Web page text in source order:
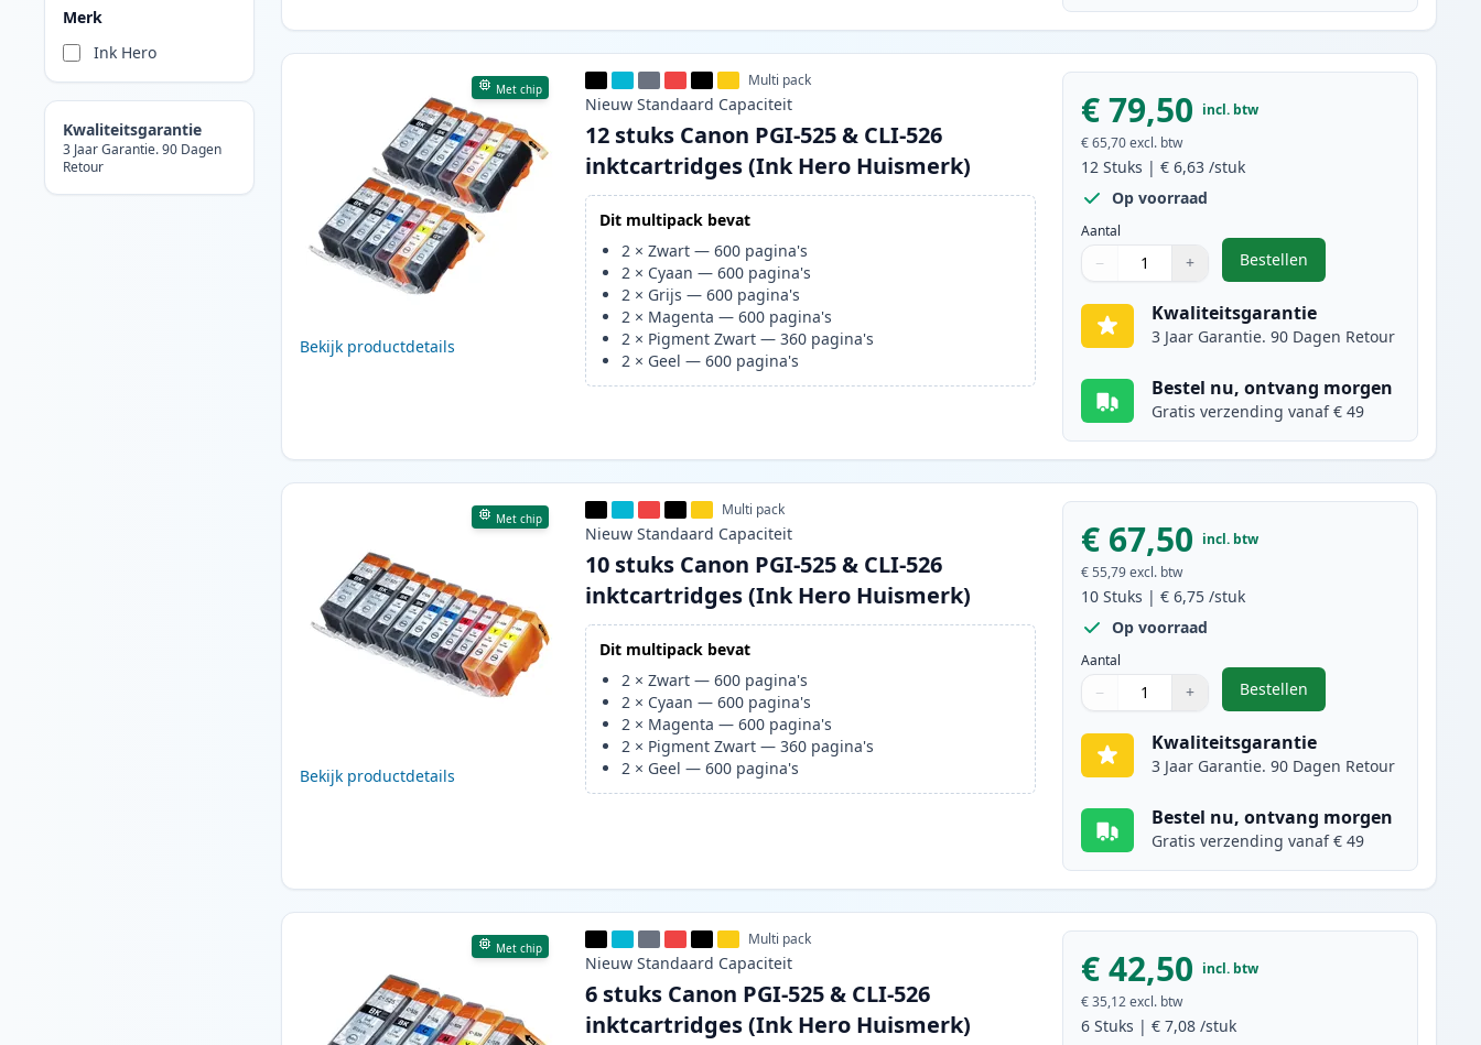
Merk
Ink Hero
Kwaliteitsgarantie
3 Jaar Garantie. 90 Dagen
Retour
Met chip
Bekijk productdetails
Multi pack
Nieuw Standaard Capaciteit
12 stuks Canon PGI-525 & CLI-526
inktcartridges (Ink Hero Huismerk)
Dit multipack bevat
2 ×Zwart —600 pagina's
2 × Cyaan —600 pagina's
2 × Grijs —600 pagina's
2 × Magenta —600 pagina's
2 × Pigment Zwart —360 pagina's
2 × Geel —600 pagina's
€ 79,50 incl. btw
€ 65,70 excl. btw
12 Stuks |€ 6,63 /stuk
Op voorraad
Aantal
Aantal
Gebruik de knoppen om aan te passen
− +
Aantal 1
Bestellen
,12 stuks Canon PGI-525
Kwaliteitsgarantie
3 Jaar Garantie. 90 Dagen Retour
Bestel nu, ontvang morgen
Gratis verzending vanaf € 49
Met chip
Bekijk productdetails
Multi pack
Nieuw Standaard Capaciteit
10 stuks Canon PGI-525 & CLI-526
inktcartridges (Ink Hero Huismerk)
Dit multipack bevat
2 ×Zwart —600 pagina's
2 × Cyaan —600 pagina's
2 × Magenta —600 pagina's
2 × Pigment Zwart —360 pagina's
2 × Geel —600 pagina's
€ 67,50 incl. btw
€ 55,79 excl. btw
10 Stuks |€ 6,75 /stuk
Op voorraad
Aantal
Aantal
Gebruik de knoppen om aan te passen
− +
Aantal 1
Bestellen
,10 stuks Canon PGI-525
Kwaliteitsgarantie
3 Jaar Garantie. 90 Dagen Retour
Bestel nu, ontvang morgen
Gratis verzending vanaf € 49
Met chip Multi pack
Nieuw Standaard Capaciteit
6 stuks Canon PGI-525 & CLI-526
inktcartridges (Ink Hero Huismerk)
€ 42,50 incl. btw
€ 35,12 excl. btw
6 Stuks |€ 7,08 /stuk